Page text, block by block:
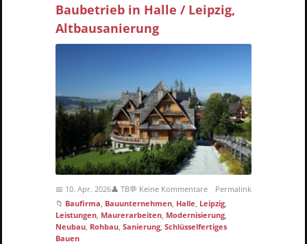
Baubetrieb in Halle / Leipzig,
Altbausanierung
📅 10. Apr. 2026👤 TB💬 Keine Kommentare
Permalink
📁 Baufirma Bauunternehmen Halle Leipzig
Leistungen Maurerarbeiten Modernisierung
Neubau Rohbau Sanierung Schlüsselfertiges
Bauen